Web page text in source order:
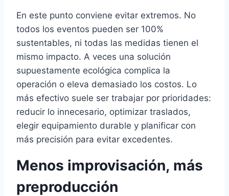
En este punto conviene evitar extremos. No
todos los eventos pueden ser 100%
sustentables, ni todas las medidas tienen el
mismo impacto. A veces una solución
supuestamente ecológica complica la
operación o eleva demasiado los costos. Lo
más efectivo suele ser trabajar por prioridades:
reducir lo innecesario, optimizar traslados,
elegir equipamiento durable y planificar con
más precisión para evitar excedentes.
Menos improvisación, más
preproducción